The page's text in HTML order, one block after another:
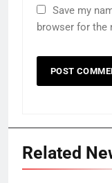
Save my
browser for the
Related